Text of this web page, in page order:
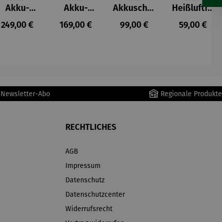
Akku-
Staubsau
ger
Regulärer Preis:
249,00 €
Akku-
Staubsau
ger DS02
Regulärer Preis:
169,00 €
Akkuschra
uber
Regulärer Preis:
99,00 €
Heißluftfri
tteuse
Regulärer
59,00 €
Abo Regionale Produkte
RECHTLICHES
AGB
Impressum
Datenschutz
Datenschutzcenter
Widerrufsrecht